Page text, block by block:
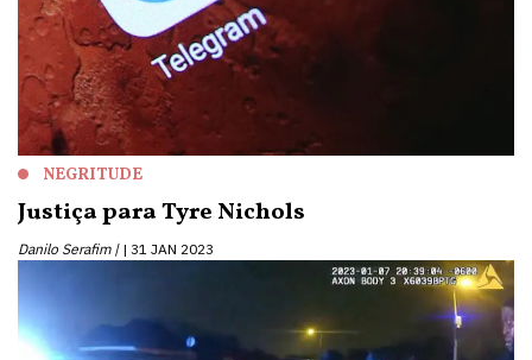
NEGRITUDE
Justiça para Tyre Nichols
Danilo Serafim | 31 JAN 2023